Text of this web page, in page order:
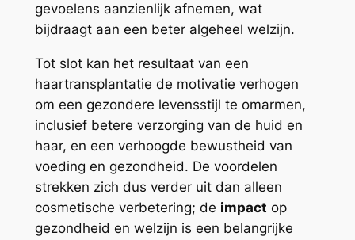
gevoelens aanzienlijk afnemen, wat
bijdraagt aan een beter algeheel welzijn.
Tot slot kan het resultaat van een
haartransplantatie de motivatie verhogen
om een gezondere levensstijl te omarmen,
inclusief betere verzorging van de huid en
haar, en een verhoogde bewustheid van
voeding en gezondheid. De voordelen
strekken zich dus verder uit dan alleen
cosmetische verbetering; de impact op
gezondheid en welzijn is een belangrijke